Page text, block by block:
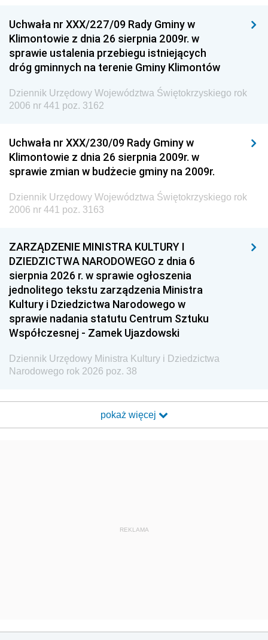
Uchwała nr XXX/227/09 Rady Gminy w
Klimontowie z dnia 26 sierpnia 2009r. w
sprawie ustalenia przebiegu istniejących
dróg gminnych na terenie Gminy Klimontów
Dziennik Urzędowy Województwa Świętokrzyskiego rok
2006 nr 441 poz. 3162
Uchwała nr XXX/230/09 Rady Gminy w
Klimontowie z dnia 26 sierpnia 2009r. w
sprawie zmian w budżecie gminy na 2009r.
Dziennik Urzędowy Województwa Świętokrzyskiego rok
2006 nr 441 poz. 3163
ZARZĄDZENIE MINISTRA KULTURY I
DZIEDZICTWA NARODOWEGO z dnia 6
sierpnia 2026 r. w sprawie ogłoszenia
jednolitego tekstu zarządzenia Ministra
Kultury i Dziedzictwa Narodowego w
sprawie nadania statutu Centrum Sztuku
Współczesnej - Zamek Ujazdowski
Dziennik Urzędowy Ministra Kultury i Dziedzictwa
Narodowego rok 2026 poz. 38
pokaż więcej
REKLAMA